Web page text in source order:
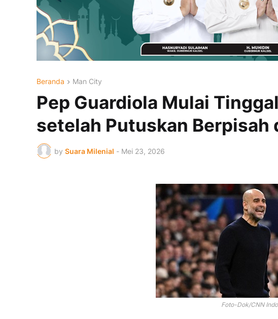
Beranda Man City
Pep Guardiola Mulai
setelah Putuskan Berpisah
by Suara Milenial - Mei 23, 2026
Foto-Dok/CNN